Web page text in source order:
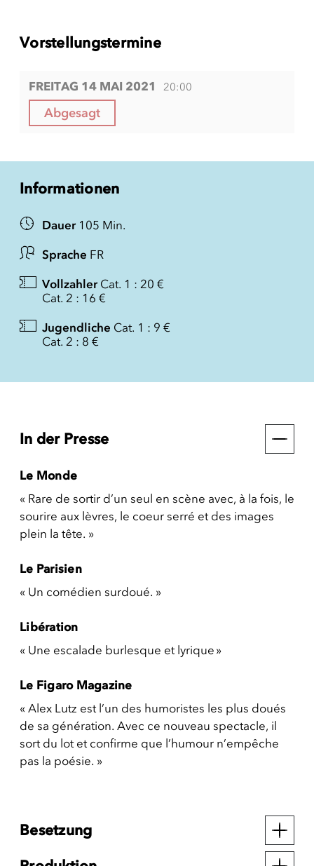
Vorstellungstermine
FREITAG 14 MAI 2021 20:00
Abgesagt
Informationen
Dauer 105 Min.
Sprache FR
Vollzahler Cat. 1 : 20 €
Cat. 2 : 16 €
Jugendliche Cat. 1 : 9 €
Cat. 2 : 8 €
In der Presse
Le Monde
« Rare de sortir d’un seul en scène avec, à la fois, le
sourire aux lèvres, le coeur serré et des images
plein la tête. »
Le Parisien
« Un comédien surdoué. »
Libération
« Une escalade burlesque et lyrique »
Le Figaro Magazine
« Alex Lutz est l’un des humoristes les plus doués
de sa génération. Avec ce nouveau spectacle, il
sort du lot et confirme que l’humour n’empêche
pas la poésie. »
Besetzung